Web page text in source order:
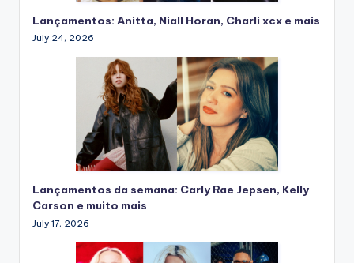
Lançamentos: Anitta, Niall Horan, Charli xcx e mais
July 24, 2026
Lançamentos da semana: Carly Rae Jepsen, Kelly
Carson e muito mais
July 17, 2026